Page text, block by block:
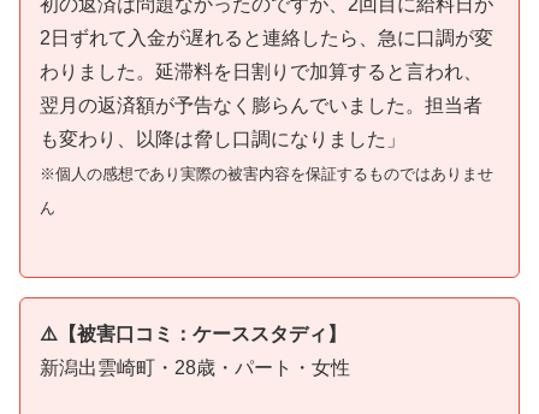
2日ずれて入金が遅れると連絡したら、急に口調が変
わりました。延滞料を日割りで加算すると言われ、
翌月の返済額が予告なく膨らんでいました。担当者
も変わり、以降は脅し口調になりました」
※個人の感想であり実際の被害内容を保証するものではありませ
ん
⚠️【被害口コミ：ケーススタディ】
新潟出雲崎町・28歳・パート・女性